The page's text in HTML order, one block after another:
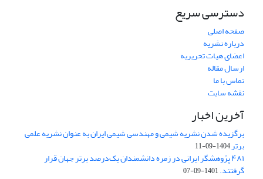
دسترسی سریع
صفحه اصلی
درباره نشریه
اعضای هیات تحریریه
ارسال مقاله
تماس با ما
نقشه سایت
آخرین اخبار
برگزیده شدن نشریه شیمی و مهندسی شیمی ایران به عنوان نشریه علمی
برتر1404-09-11
۴۸۱ پژوهشگر ایرانی در زمره دانشمندان یک‌درصد برتر جهان قرار
گرفتند.1401-09-07